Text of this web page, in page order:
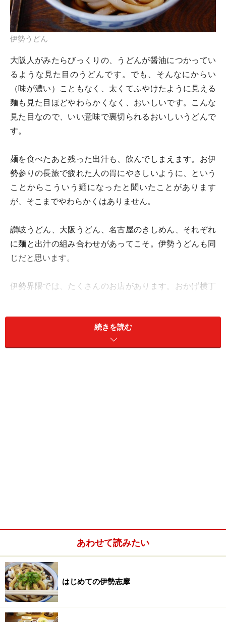
伊勢うどん
大阪人がみたらびっくりの、うどんが醤油につかってい
るような見た目のうどんです。でも、そんなにからい
（味が濃い）こともなく、太くてふやけたように見える
麺も見た目ほどやわらかくなく、おいしいです。こんな
見た目なので、いい意味で裏切られるおいしいうどんで
す。
麺を食べたあと残った出汁も、飲んでしまえます。お伊
勢参りの長旅で疲れた人の胃にやさしいように、という
ことからこういう麺になったと聞いたことがあります
が、そこまでやわらかくはありません。
讃岐うどん、大阪うどん、名古屋のきしめん、それぞれ
に麺と出汁の組み合わせがあってこそ。伊勢うどんも同
じだと思います。
伊勢界隈では、たくさんのお店があります。おかげ横丁
住所：三重県伊勢市宇治中之切町
続きを読む
あわせて読みたい
はじめての伊勢志摩